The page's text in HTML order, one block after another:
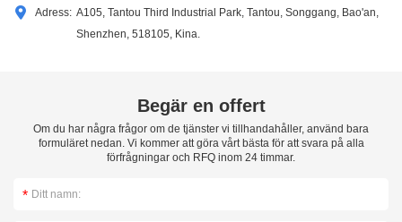
Adress: A105, Tantou Third Industrial Park, Tantou, Songgang, Bao'an,
Shenzhen, 518105, Kina.
Begär en offert
Om du har några frågor om de tjänster vi tillhandahåller, använd bara
formuläret nedan. Vi kommer att göra vårt bästa för att svara på alla
förfrågningar och RFQ inom 24 timmar.